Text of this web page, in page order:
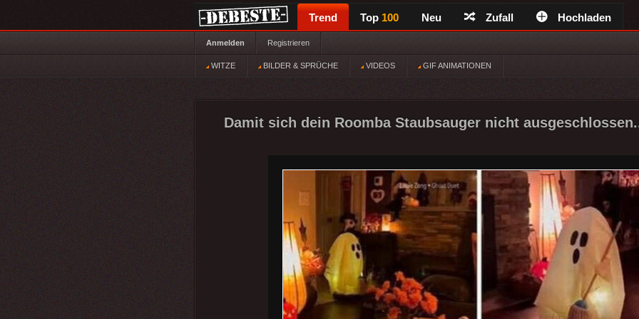
Trend Top 100 Neu Zufall Hochladen
Anmelden Registrieren
WITZE BILDER & SPRÜCHE VIDEOS GIF ANIMATIONEN
Damit sich dein Roomba Staubsauger nicht